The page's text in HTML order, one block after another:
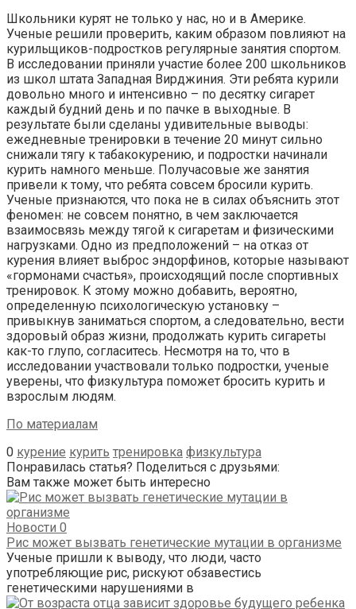
Школьники курят не только у нас, но и в Америке.
Ученые решили проверить, каким образом повлияют на
курильщиков-подростков регулярные занятия спортом.
В исследовании приняли участие более 200 школьников
из школ штата Западная Вирджиния. Эти ребята курили
довольно много и интенсивно – по десятку сигарет
каждый будний день и по пачке в выходные. В
результате были сделаны удивительные выводы:
ежедневные тренировки в течение 20 минут сильно
снижали тягу к табакокурению, и подростки начинали
курить намного меньше. Получасовые же занятия
привели к тому, что ребята совсем бросили курить.
Ученые признаются, что пока не в силах объяснить этот
феномен: не совсем понятно, в чем заключается
взаимосвязь между тягой к сигаретам и физическими
нагрузками. Одно из предположений – на отказ от
курения влияет выброс эндорфинов, которые называют
«гормонами счастья», происходящий после спортивных
тренировок. К этому можно добавить, вероятно,
определенную психологическую установку –
привыкнув заниматься спортом, а следовательно, вести
здоровый образ жизни, продолжать курить сигареты
как-то глупо, согласитесь. Несмотря на то, что в
исследовании участвовали только подростки, ученые
уверены, что физкультура поможет бросить курить и
взрослым людям.
По материалам
0 курение курить тренировка физкультура
Понравилась статья? Поделиться с друзьями:
Вам также может быть интересно
Новости 0
Рис может вызвать генетические мутации в организме
Ученые пришли к выводу, что люди, часто
употребляющие рис, рискуют обзавестись
генетическими нарушениями в